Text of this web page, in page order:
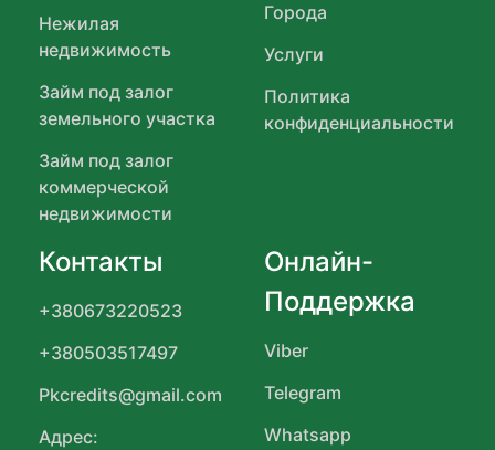
Нежилая
недвижимость
Займ под залог
земельного участка
Займ под залог
коммерческой
недвижимости
Города
Услуги
Политика
конфиденциальности
Контакты
+380673220523
+380503517497
Pkcredits@gmail.com
Адрес:
Онлайн-
Поддержка
Viber
Telegram
Whatsapp